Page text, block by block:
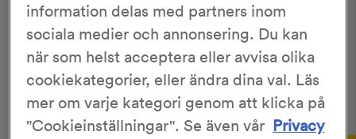
En underbar italiensk sallad där halvtorrt bröd kommer
som allra bäst till användning. Det är viktigt att brödet får
ligga och dra i minst 1 timme, men gärna en hel dag.
Bröd ochtomatär grunden, som sedan gärna byggs på
med gurka, oliver m.m. Perfekt sommarsallad till en bit
grillad fisk eller kalvinnanlår.
information delas med partners inom
sociala medier och annonsering. Du kan
när som helst acceptera eller avvisa olika
cookiekategorier, eller ändra dina val. Läs
mer om varje kategori genom att klicka på
"Cookieinställningar". Se även vår Privacy